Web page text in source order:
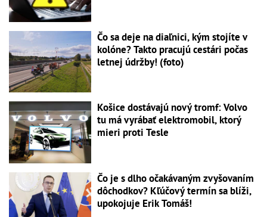
Čo sa deje na diaľnici, kým stojíte v
kolóne? Takto pracujú cestári počas
letnej údržby! (foto)
Košice dostávajú nový tromf: Volvo
tu má vyrábať elektromobil, ktorý
mieri proti Tesle
Čo je s dlho očakávaným zvyšovaním
dôchodkov? Kľúčový termín sa blíži,
upokojuje Erik Tomáš!